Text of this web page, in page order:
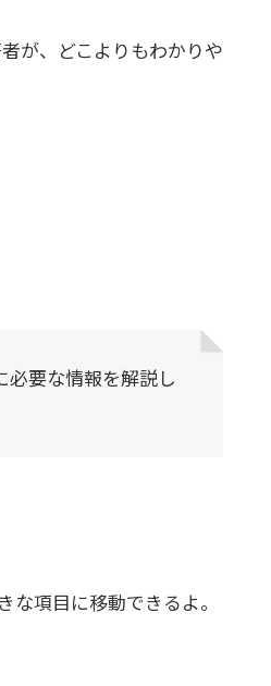
が、どこよりもわかりや
要な情報を解説し
項目に移動できるよ。